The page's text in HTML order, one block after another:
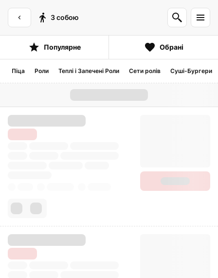
З собою
Популярне Обрані
Піца Роли Теплі і Запечені Роли Сети ролів Суші-Бургери